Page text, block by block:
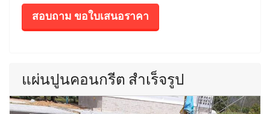
สอบถาม ขอใบเสนอราคา
แผ่นปูนคอนกรีต สำเร็จรูป